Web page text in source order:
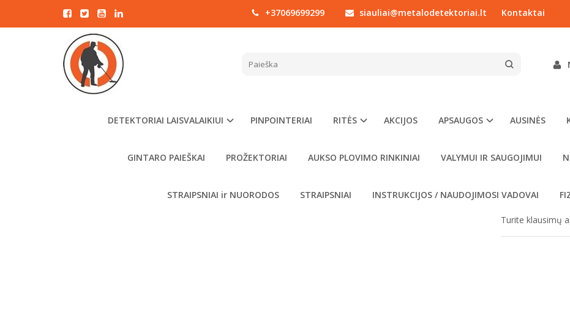
+37069699299 siauliai@metalodetektoriai.lt Kontaktai
DETEKTORIAI LAISVALAIKIUI PINPOINTERIAI RITĖS AKCIJOS APSAUGOS AUSINĖS
GINTARO PAIEŠKAI PROŽEKTORIAI AUKSO PLOVIMO RINKINIAI VALYMUI IR SAUGOJIMUI
STRAIPSNIAI ir NUORODOS STRAIPSNIAI INSTRUKCIJOS / NAUDOJIMOSI VADOVAI
XP GMAXX / ADX 24X11 CM SNAIPERINĖ RITĖ
Turite klausimų